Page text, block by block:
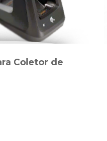
Coletor de